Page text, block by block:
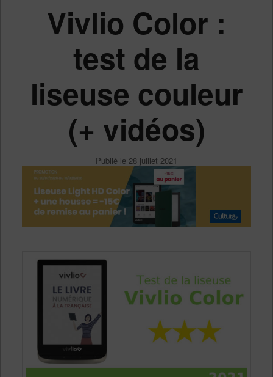
principal
secondaireVivlio Color :
test de la
liseuse couleur
(+ vidéos)
Publié le 28 juillet 2021